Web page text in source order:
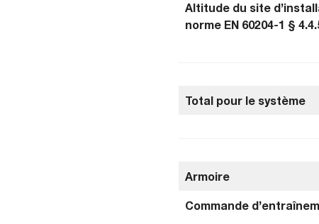
Altitude du site
norme EN 60204-1 §
Total pour le système
Armoire
Commande